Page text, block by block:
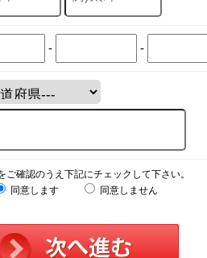
- -
ご確認のうえ下記にチェックして下さい。
同意します
同意しません